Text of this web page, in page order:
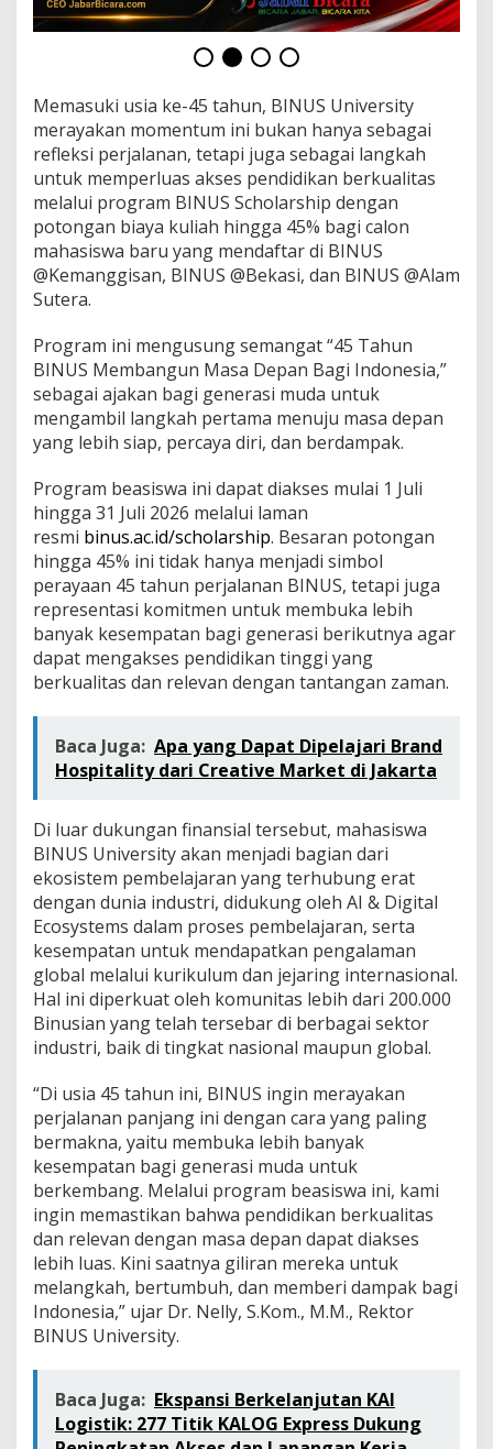
Memasuki usia ke-45 tahun, BINUS University
merayakan momentum ini bukan hanya sebagai
refleksi perjalanan, tetapi juga sebagai langkah
untuk memperluas akses pendidikan berkualitas
melalui program BINUS Scholarship dengan
potongan biaya kuliah hingga 45% bagi calon
mahasiswa baru yang mendaftar di BINUS
@Kemanggisan, BINUS @Bekasi, dan BINUS @Alam
Sutera.
Program ini mengusung semangat “45 Tahun
BINUS Membangun Masa Depan Bagi Indonesia,”
sebagai ajakan bagi generasi muda untuk
mengambil langkah pertama menuju masa depan
yang lebih siap, percaya diri, dan berdampak.
Program beasiswa ini dapat diakses mulai 1 Juli
hingga 31 Juli 2026 melalui laman
resmi binus.ac.id/scholarship. Besaran potongan
hingga 45% ini tidak hanya menjadi simbol
perayaan 45 tahun perjalanan BINUS, tetapi juga
representasi komitmen untuk membuka lebih
banyak kesempatan bagi generasi berikutnya agar
dapat mengakses pendidikan tinggi yang
berkualitas dan relevan dengan tantangan zaman.
Baca Juga: Apa yang Dapat Dipelajari Brand
Hospitality dari Creative Market di Jakarta
Di luar dukungan finansial tersebut, mahasiswa
BINUS University akan menjadi bagian dari
ekosistem pembelajaran yang terhubung erat
dengan dunia industri, didukung oleh AI & Digital
Ecosystems dalam proses pembelajaran, serta
kesempatan untuk mendapatkan pengalaman
global melalui kurikulum dan jejaring internasional.
Hal ini diperkuat oleh komunitas lebih dari 200.000
Binusian yang telah tersebar di berbagai sektor
industri, baik di tingkat nasional maupun global.
“Di usia 45 tahun ini, BINUS ingin merayakan
perjalanan panjang ini dengan cara yang paling
bermakna, yaitu membuka lebih banyak
kesempatan bagi generasi muda untuk
berkembang. Melalui program beasiswa ini, kami
ingin memastikan bahwa pendidikan berkualitas
dan relevan dengan masa depan dapat diakses
lebih luas. Kini saatnya giliran mereka untuk
melangkah, bertumbuh, dan memberi dampak bagi
Indonesia,” ujar Dr. Nelly, S.Kom., M.M., Rektor
BINUS University.
Baca Juga: Ekspansi Berkelanjutan KAI
Logistik: 277 Titik KALOG Express Dukung